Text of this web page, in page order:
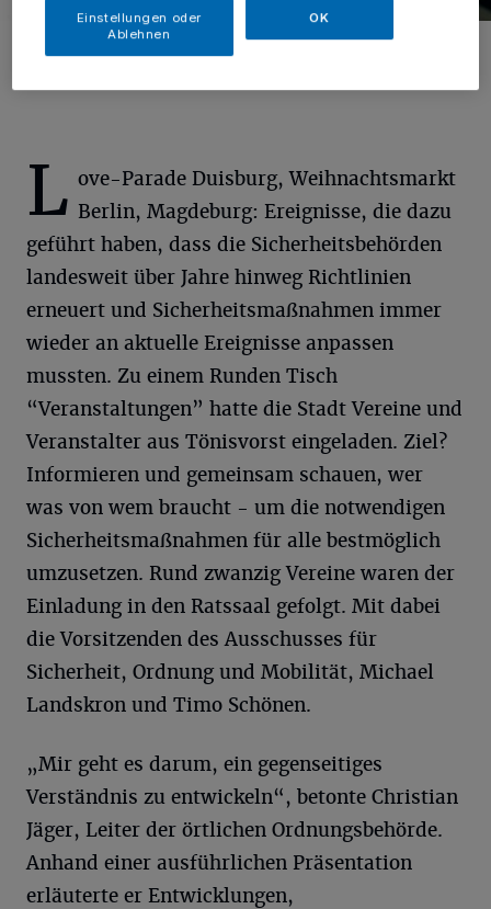
L ove-Parade Duisburg, Weihnachtsmarkt
Berlin, Magdeburg: Ereignisse, die dazu
geführt haben, dass die Sicherheitsbehörden
landesweit über Jahre hinweg Richtlinien
erneuert und Sicherheitsmaßnahmen immer
wieder an aktuelle Ereignisse anpassen
mussten. Zu einem Runden Tisch
“Veranstaltungen” hatte die Stadt Vereine und
Veranstalter aus Tönisvorst eingeladen. Ziel?
Informieren und gemeinsam schauen, wer
was von wem braucht - um die notwendigen
Sicherheitsmaßnahmen für alle bestmöglich
umzusetzen. Rund zwanzig Vereine waren der
Einladung in den Ratssaal gefolgt. Mit dabei
die Vorsitzenden des Ausschusses für
Sicherheit, Ordnung und Mobilität, Michael
Landskron und Timo Schönen.
„Mir geht es darum, ein gegenseitiges
Verständnis zu entwickeln“, betonte Christian
Jäger, Leiter der örtlichen Ordnungsbehörde.
Anhand einer ausführlichen Präsentation
erläuterte er Entwicklungen,
Einstellungen oder
Ablehnen
OK